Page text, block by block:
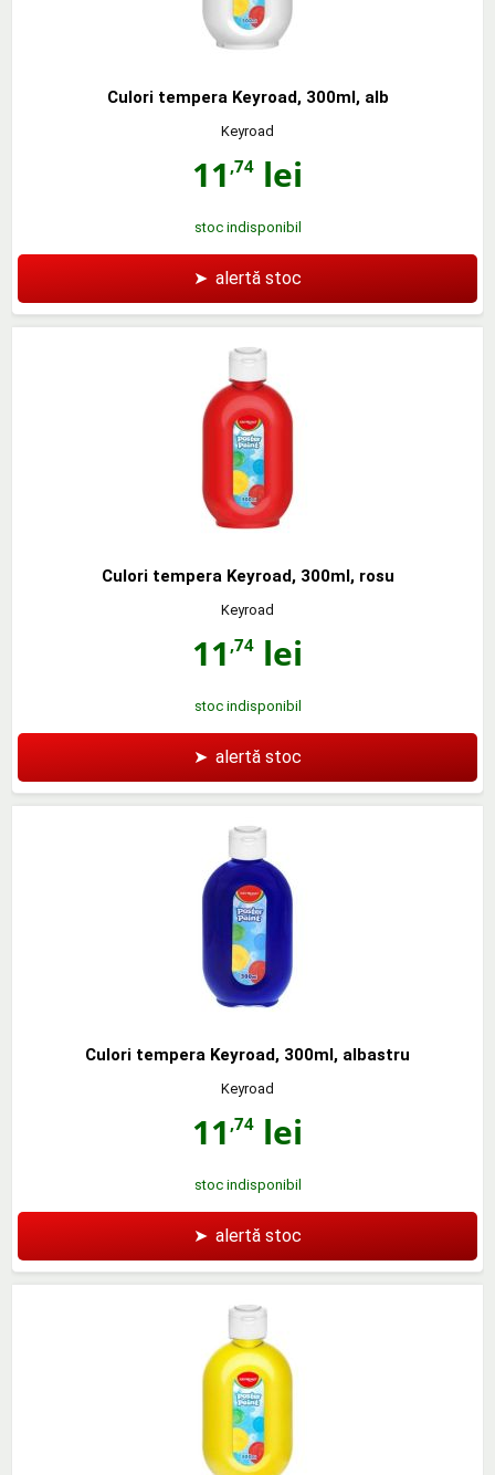
Culori tempera Keyroad, 300ml, alb
Keyroad
11 ,74 lei
stoc indisponibil
➤ alertă stoc
Culori tempera Keyroad, 300ml, rosu
Keyroad
11 ,74 lei
stoc indisponibil
➤ alertă stoc
Culori tempera Keyroad, 300ml, albastru
Keyroad
11 ,74 lei
stoc indisponibil
➤ alertă stoc